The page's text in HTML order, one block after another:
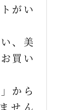
がい
、美
買い
から
せん